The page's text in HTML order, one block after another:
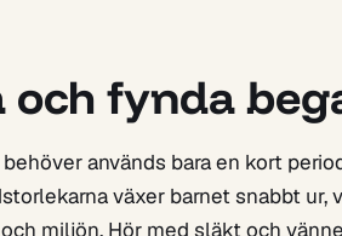
och fynda
används bara en kort
växer barnet snabbt
miljön. Hör med släkt och